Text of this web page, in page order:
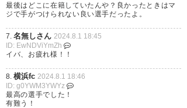
最後はどこに在籍していたんや？良かったときはマ
ジで手がつけられない良い選手だったよ。
7. 名無しさん 2024.8.1 18:45
ID: EwNDViYmZh
イバ、お疲れ様！！
8. 横浜fc 2024.8.1 18:46
ID: g0YWM3YWYz
最高の選手でした！
有難う！